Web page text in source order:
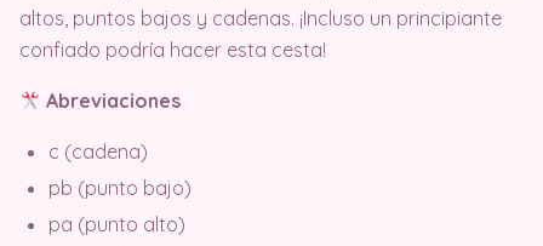
altos, puntos bajos y cadenas. ¡Incluso un principiante
confiado podría hacer esta cesta!
Abreviaciones
c (cadena)
pb (punto bajo)
pa (punto alto)